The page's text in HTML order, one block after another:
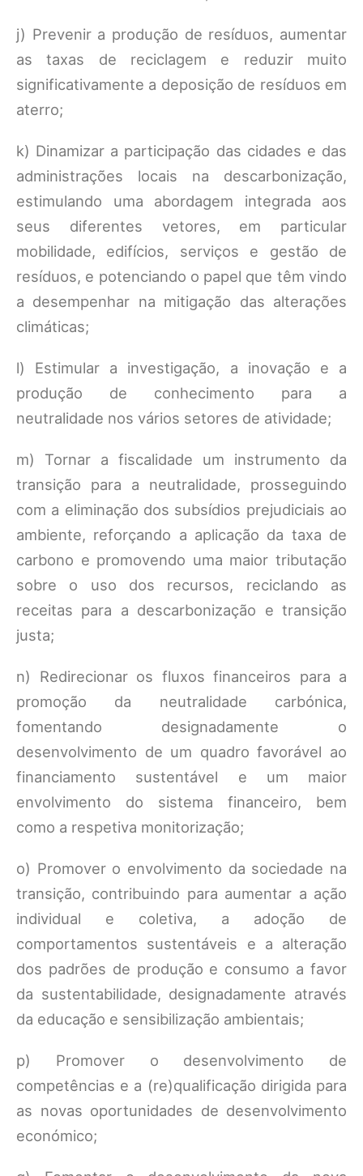
j) Prevenir a produção de resíduos, aumentar
as taxas de reciclagem e reduzir muito
significativamente a deposição de resíduos em
aterro;
k) Dinamizar a participação das cidades e das
administrações locais na descarbonização,
estimulando uma abordagem integrada aos
seus diferentes vetores, em particular
mobilidade, edifícios, serviços e gestão de
resíduos, e potenciando o papel que têm vindo
a desempenhar na mitigação das alterações
climáticas;
l) Estimular a investigação, a inovação e a
produção de conhecimento para a
neutralidade nos vários setores de atividade;
m) Tornar a fiscalidade um instrumento da
transição para a neutralidade, prosseguindo
com a eliminação dos subsídios prejudiciais ao
ambiente, reforçando a aplicação da taxa de
carbono e promovendo uma maior tributação
sobre o uso dos recursos, reciclando as
receitas para a descarbonização e transição
justa;
n) Redirecionar os fluxos financeiros para a
promoção da neutralidade carbónica,
fomentando designadamente o
desenvolvimento de um quadro favorável ao
financiamento sustentável e um maior
envolvimento do sistema financeiro, bem
como a respetiva monitorização;
o) Promover o envolvimento da sociedade na
transição, contribuindo para aumentar a ação
individual e coletiva, a adoção de
comportamentos sustentáveis e a alteração
dos padrões de produção e consumo a favor
da sustentabilidade, designadamente através
da educação e sensibilização ambientais;
p) Promover o desenvolvimento de
competências e a (re)qualificação dirigida para
as novas oportunidades de desenvolvimento
económico;